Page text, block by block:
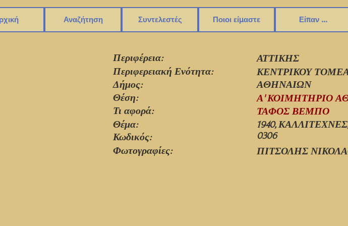
Αναζήτηση Συντελεστές Ποιοι είμαστε Είπαν ...
Περιφέρεια:
Περιφερειακή Ενότητα:
Δήμος:
Θέση:
Τι αφορά:
Θέμα:
Κωδικός:
Φωτογραφίες:
ΑΤΤΙΚΗΣ
ΚΕΝΤΡΙΚΟΥ
ΑΘΗΝΑΙΩΝ
Α' ΚΟΙΜΗΤΗΡΙΟ
ΤΑΦΟΣ ΒΕΜΠΟ
1940,
0306
ΠΙΤΣΟΛΗΣ